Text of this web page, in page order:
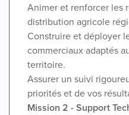
Animer et renforcer les
distribution agricole
Construire et déployer
commerciaux adaptés
territoire.
Assurer un suivi
priorités et de vos
Mission 2 - Support